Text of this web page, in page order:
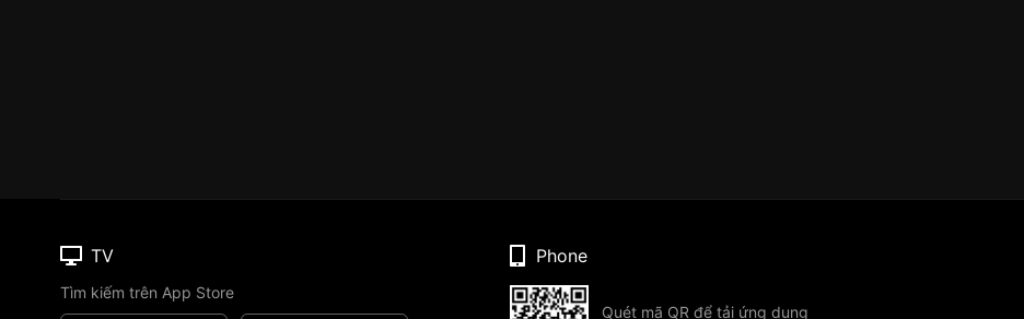
TV
Tìm kiếm trên App Store
Phone
Quét mã QR để tải ứng dụng